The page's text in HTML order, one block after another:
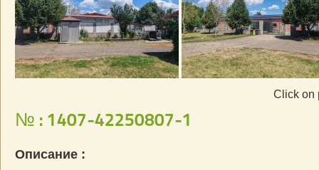
Click on
№ : 1407-42250807-1
Описание :